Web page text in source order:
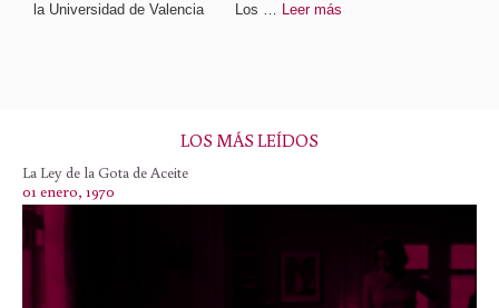
la Universidad de Valencia Los … Leer más
LOS MÁS LEÍDOS
La Ley de la Gota de Aceite
01 enero, 1970